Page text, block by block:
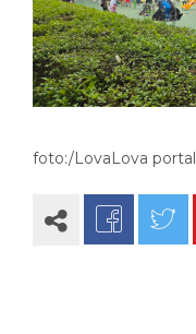
foto:/LovaLova portal